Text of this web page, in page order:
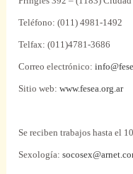
Teléfono: (011) 4981-1492
Telfax: (011)4781-3686
Correo electrónico:
Sitio web:www.fesea.org.ar
Se reciben trabajos hasta el
Sexología: